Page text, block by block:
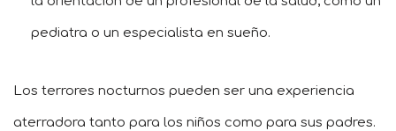
pediatra o un especialista en sueño.
Los terrores nocturnos pueden ser una experiencia
aterradora tanto para los niños como para sus padres.